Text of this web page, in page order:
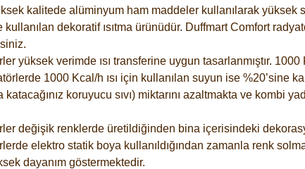
kalitede alüminyum ham maddeler kullanılarak
dekoratif ısıtma ürünüdür. Duffmart Comfort
yüksek verimde ısı transferine uygun tasarlanmıştır.
1000 Kcal/h ısı için kullanılan suyun ise %20’sine
katacağınız koruyucu sıvı) miktarını azaltmakta ve
değişik renklerde üretildiğinden bina içerisindeki
elektro statik boya kullanıldığından zamanla renk
dayanım göstermektedir.